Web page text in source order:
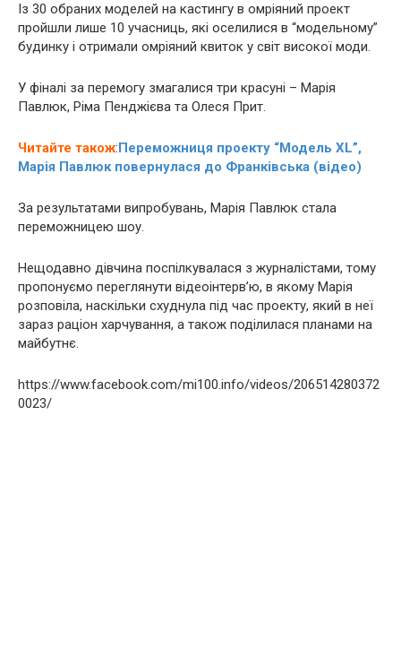
Із 30 обраних моделей на кастингу в омріяний проект
пройшли лише 10 учасниць, які оселилися в “модельному”
будинку і отримали омріяний квиток у світ високої моди.
У фіналі за перемогу змагалися три красуні – Марія
Павлюк, Ріма Пенджієва та Олеся Прит.
Читайте також:Переможниця проекту “Модель XL”,
Марія Павлюк повернулася до Франківська (відео)
За результатами випробувань, Марія Павлюк стала
переможницею шоу.
Нещодавно дівчина поспілкувалася з журналістами, тому
пропонуємо переглянути відеоінтерв’ю, в якому Марія
розповіла, наскільки схуднула під час проекту, який в неї
зараз раціон харчування, а також поділилася планами на
майбутнє.
https://www.facebook.com/mi100.info/videos/206514280372
0023/